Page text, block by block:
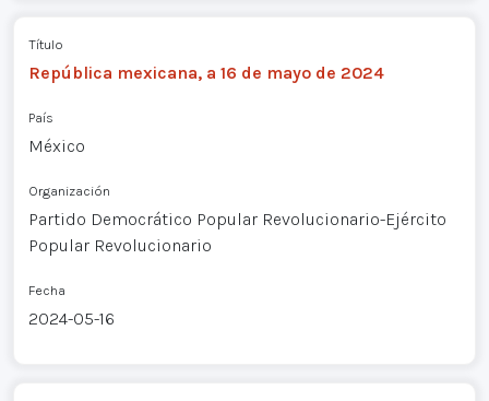
Título
República mexicana, a 16 de mayo de 2024
País
México
Organización
Partido Democrático Popular Revolucionario-Ejército
Popular Revolucionario
Fecha
2024-05-16